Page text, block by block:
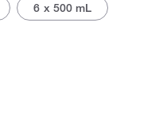
6 x 500 mL